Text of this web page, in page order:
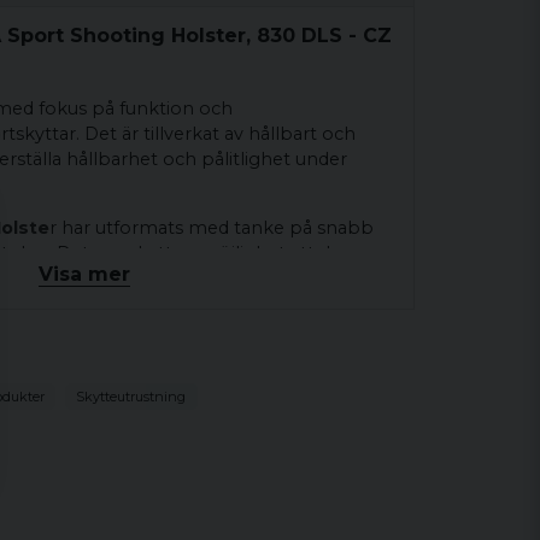
Shooting Holster, 830 DLS - CZ
fokus på funktion och
Det är tillverkat av hållbart och
hållbarhet och pålitlighet under
r har utformats med tanke på snabb
Det ger skytten möjlighet att dra
hinder eller förseningar. Detta är
där snabbhet och precision är
Visa mer
Skytteutrustning